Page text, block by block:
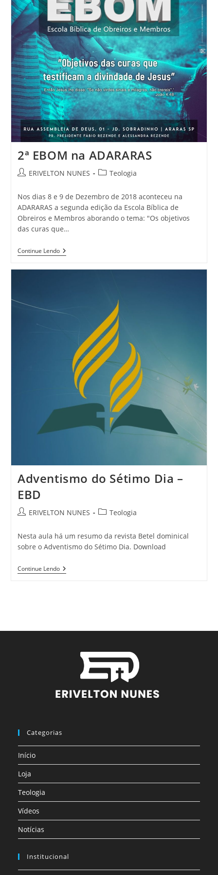
2ª EBOM na ADARARAS
ERIVELTON NUNES Teologia
Nos dias 8 e 9 de Dezembro de 2018 aconteceu na
ADARARAS a segunda edição da Escola Bíblica de
Obreiros e Membros aborando o tema: "Os objetivos
das curas que…
Continue Lendo
Adventismo do Sétimo Dia –
EBD
ERIVELTON NUNES Teologia
Nesta aula há um resumo da revista Betel dominical
sobre o Adventismo do Sétimo Dia. Download
Continue Lendo
Categorias
Início
Loja
Teologia
Vídeos
Notícias
Institucional